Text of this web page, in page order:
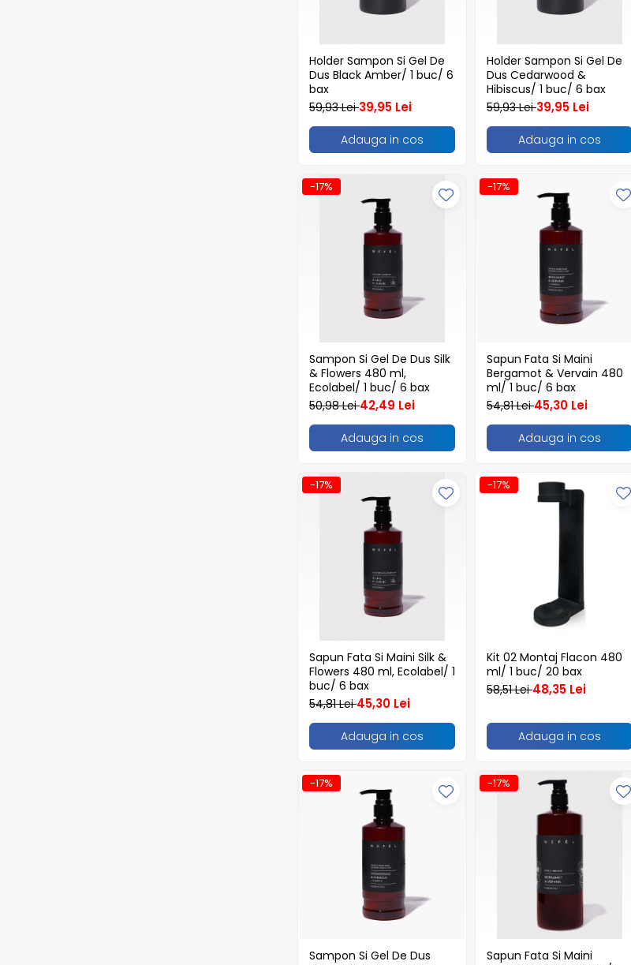
Holder Sampon Si Gel De
Dus Black Amber/ 1 buc/ 6
bax
59,93 Lei39,95 Lei
Adauga in cos
Holder Sampon Si Gel De
Dus Cedarwood &
Hibiscus/ 1 buc/ 6 bax
59,93 Lei39,95 Lei
Adauga in cos
-17%
Sampon Si Gel De Dus Silk
& Flowers 480 ml,
Ecolabel/ 1 buc/ 6 bax
50,98 Lei42,49 Lei
Adauga in cos
-17%
Sapun Fata Si Maini
Bergamot & Vervain 480
ml/ 1 buc/ 6 bax
54,81 Lei45,30 Lei
Adauga in cos
-17%
Sapun Fata Si Maini Silk &
Flowers 480 ml, Ecolabel/ 1
buc/ 6 bax
54,81 Lei45,30 Lei
Adauga in cos
-17%
Kit 02 Montaj Flacon 480
ml/ 1 buc/ 20 bax
58,51 Lei48,35 Lei
Adauga in cos
-17%
Sampon Si Gel De Dus
-17%
Sapun Fata Si Maini